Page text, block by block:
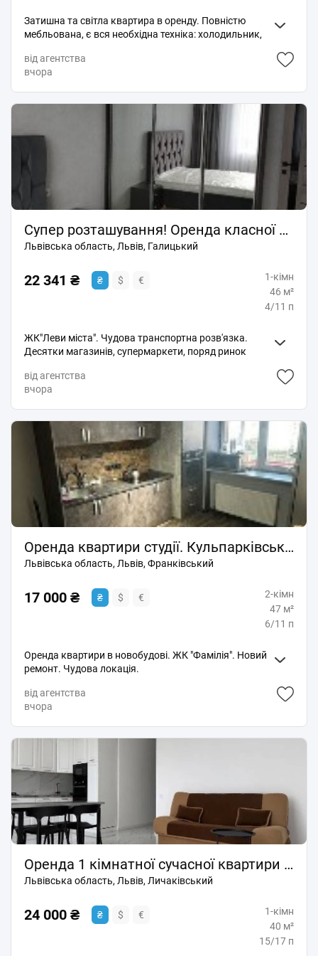
Затишна та світла квартира в оренду. Повністю
мебльована, є вся необхідна техніка: холодильник,
поруч магазини, транспорт і парк. Ідеально
підходить для комфортного проживання однієї
від агентства
вчора
Супер розташування! Оренда класної 1 кім. новобудови в. Стрийська 45.
Львівська область, Львів, Галицький
22 341 ₴ ₴ $ €
1-кімн
46 м²
4/11 п
ЖК"Леви міста". Чудова транспортна розв'язка.
Десятки магазинів, супермаркети, поряд ринок
опалення, газ котел. Додатково є ще електричний
бойлер. Євроремонт Підігрів підлоги. Нова
вмонт. кухня. Гардеробна, балкон. Холодильник,
пральна машина, мхпіч, ел чайник. Без тварин. +КП.
від агентства
вчора
Оренда квартири студії. Кульпарківська. Новобудова
Львівська область, Львів, Франківський
17 000 ₴ ₴ $ €
2-кімн
47 м²
6/11 п
Оренда квартири в новобудові. ЖК "Фамілія". Новий
ремонт. Чудова локація.
від агентства
вчора
Оренда 1 кімнатної сучасної квартири ЖК Щасливий вул. Бігова
Львівська область, Львів, Личаківський
24 000 ₴ ₴ $ €
1-кімн
40 м²
15/17 п